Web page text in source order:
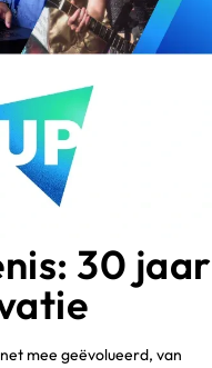
30 jaar
mee geëvolueerd, van